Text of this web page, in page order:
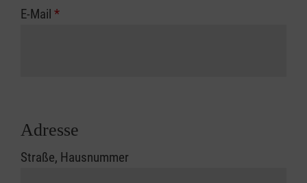
E-Mail *
Adresse
Straße, Hausnummer